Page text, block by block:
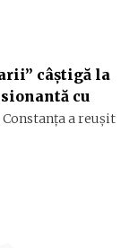
câștigă la
cu
a reușit